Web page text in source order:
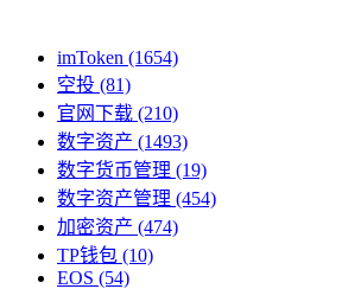
imToken (1654)
空投 (81)
官网下载 (210)
数字资产 (1493)
数字货币管理 (19)
数字资产管理 (454)
加密资产 (474)
TP钱包 (10)
EOS (54)